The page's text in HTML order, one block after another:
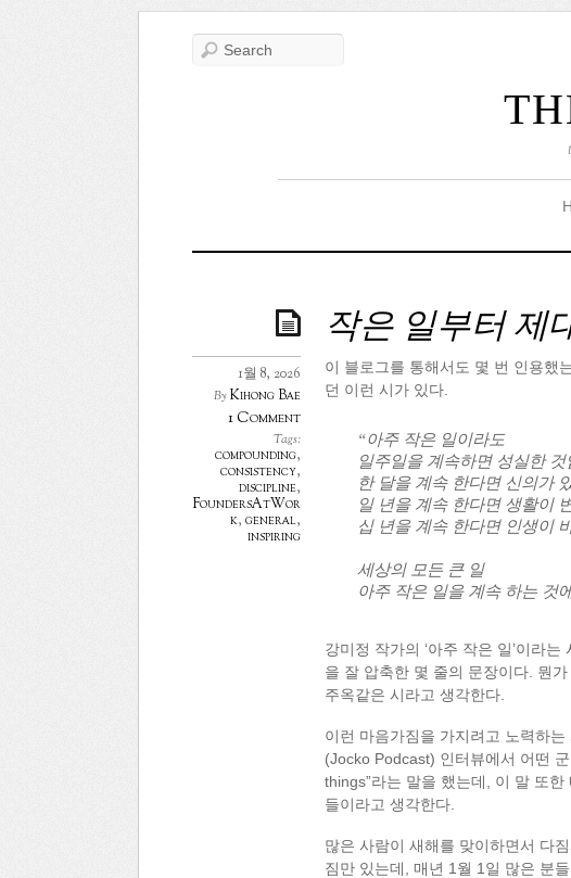
작은 일부터 제
1월 8, 2026
ByKihong Bae
1 Comment
Tags:
compounding,
consistency,
discipline,
FoundersAtWor
k, general,
inspiring
이 블로그를 통해서도 몇 번 인용했
던 이런 시가 있다.
“아주 작은 일이라도
일주일을 계속하면 성실한 것
한 달을 계속 한다면 신의가
일 년을 계속 한다면 생활이
십 년을 계속 한다면 인생이
세상의 모든 큰 일
아주 작은 일을 계속 하는 것
강미정 작가의 ‘아주 작은 일’이라
을 잘 압축한 몇 줄의 문장이다. 뭔
주옥같은 시라고 생각한다.
이런 마음가짐을 가지려고 노력하
(Jocko Podcast) 인터뷰에서 어떤
things”라는 말을 했는데, 이 말 또
들이라고 생각한다.
많은 사람이 새해를 맞이하면서 다
짐만 있는데, 매년 1월 1일 많은 분